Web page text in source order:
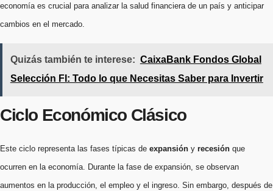
economía es crucial para analizar la salud financiera de un país y anticipar
cambios en el mercado.
Quizás también te interese: CaixaBank Fondos Global
Selección FI: Todo lo que Necesitas Saber para Invertir
Ciclo Económico Clásico
Este ciclo representa las fases típicas de expansión y recesión que
ocurren en la economía. Durante la fase de expansión, se observan
aumentos en la producción, el empleo y el ingreso. Sin embargo, después de